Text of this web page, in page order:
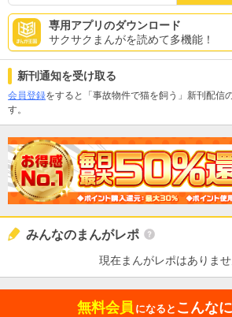
専用アプリのダウンロード
サクサクまんがを読めて多機能！
新刊通知を受け取る
会員登録をすると「事故物件で猫を飼う」新刊配信
す。
みんなのまんがレポ
現在まんがレポはありませ
無料会員 になると こんな